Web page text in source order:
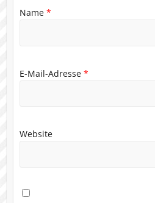
Name *
E-Mail-Adresse *
Website